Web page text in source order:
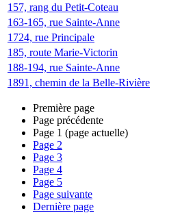
157, rang du Petit-Coteau
163-165, rue Sainte-Anne
1724, rue Principale
185, route Marie-Victorin
188-194, rue Sainte-Anne
1891, chemin de la Belle-Rivière
Première page
Page précédente
Page 1 (page actuelle)
Page 2
Page 3
Page 4
Page 5
Page suivante
Dernière page